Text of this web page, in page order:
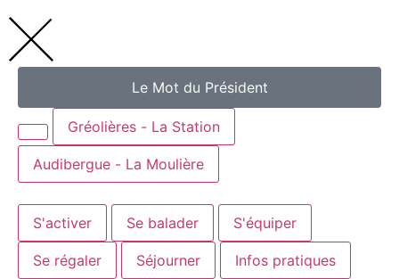
Le Mot du Président
Gréolières - La Station
Audibergue - La Moulière
S'activer Se balader S'équiper
Se régaler Séjourner Infos pratiques